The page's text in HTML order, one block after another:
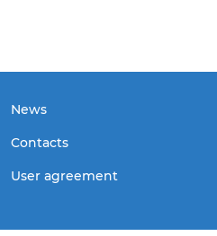
News
Contacts
User agreement